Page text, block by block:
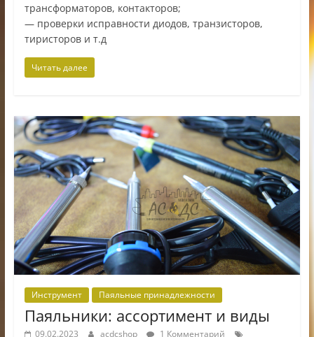
трансформаторов, контакторов;
— проверки исправности диодов, транзисторов,
тиристоров и т.д
Читать далее
Инструмент Паяльные принадлежности
Паяльники: ассортимент и виды
09.02.2023 acdcshop
1 Комментарий